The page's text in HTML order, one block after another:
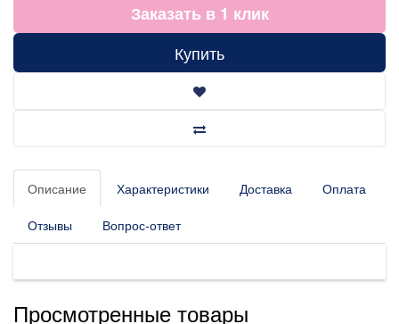
Заказать в 1 клик
Купить
Описание Характеристики Доставка Оплата
Отзывы Вопрос-ответ
Просмотренные товары